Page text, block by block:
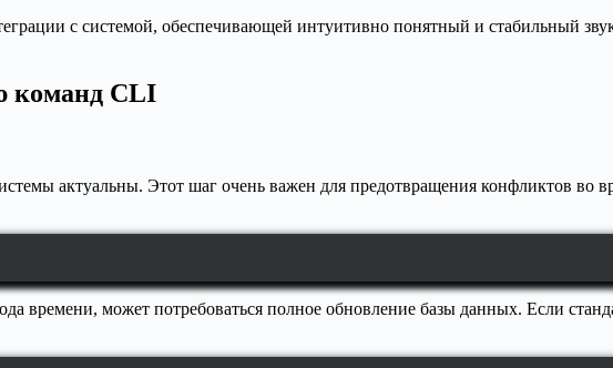
с системой, обеспечивающей интуитивно понятный и стабильный
команд CLI
актуальны. Этот шаг очень важен для предотвращения конфликтов во
времени, может потребоваться полное обновление базы данных. Если